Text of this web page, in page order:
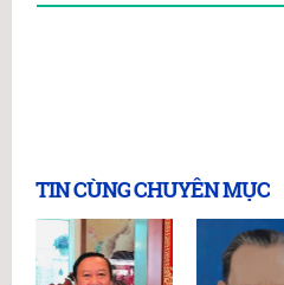
TIN CÙNG CHUYÊN MỤC